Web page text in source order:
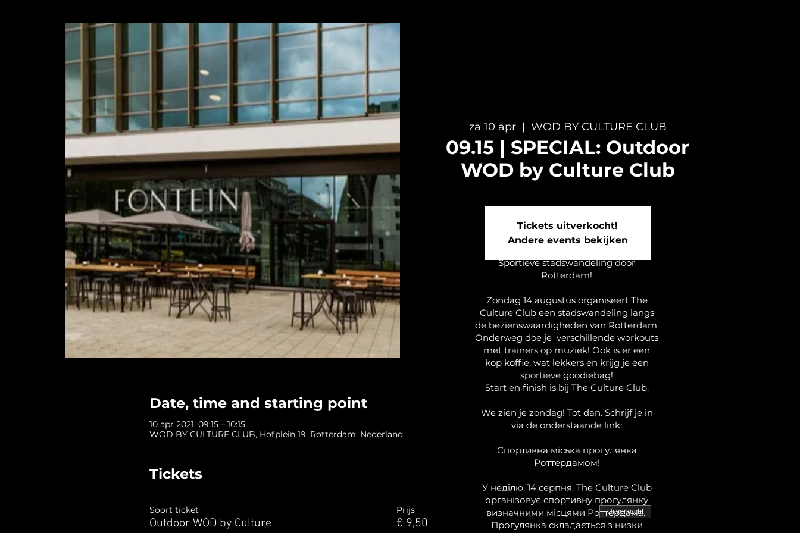
za 10 apr
  |
WOD BY CULTURE CLUB
09.15 | SPECIAL: Outdoor
WOD by Culture Club
Tickets uitverkocht!
Andere events bekijken
Date, time and starting point
10 apr 2021, 09:15 – 10:15
WOD BY CULTURE CLUB, Hofplein 19, Rotterdam, Nederland
Tickets
Soort ticket
Outdoor WOD by Culture
Prijs
€ 9,50
Uitverkocht
Sportieve stadswandeling door
Rotterdam!
Zondag 14 augustus organiseert The
Culture Club een stadswandeling langs
de bezienswaardigheden van Rotterdam.
Onderweg doe je verschillende workouts
met trainers op muziek! Ook is er een
kop koffie, wat lekkers en krijg je een
sportieve goodiebag!
Start en finish is bij The Culture Club.
We zien je zondag! Tot dan. Schrijf je in
via de onderstaande link:
Спортивна міська прогулянка
Роттердамом!
У неділю, 14 серпня, The Culture Club
організовує спортивну прогулянку
визначними місцями Роттердама.
Прогулянка складається з низки